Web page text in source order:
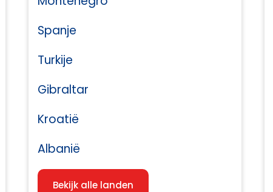
Spanje
Turkije
Gibraltar
Kroatië
Albanië
Bekijk alle landen